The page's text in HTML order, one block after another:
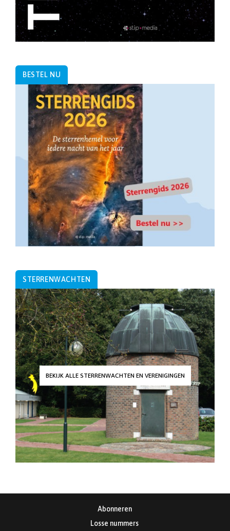
BESTEL NU
STERRENWACHTEN
BEKIJK ALLE STERRENWACHTEN EN VERENIGINGEN
Abonneren
Losse nummers